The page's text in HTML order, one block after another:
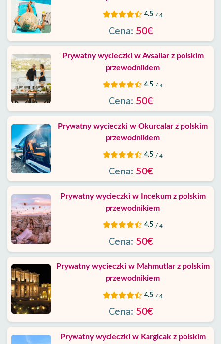
wioski
Blog
Google
opinie
nas
Usługi
Warunki
Polityka
Prywatności
Skontaktuj
4.5 / 4
Cena: 50€
Prywatny wycieczki w Avsallar z polskim
przewodnikiem
4.5 / 4
Cena: 50€
Prywatny wycieczki w Okurcalar z polskim
przewodnikiem
4.5 / 4
Cena: 50€
Prywatny wycieczki w Incekum z polskim
przewodnikiem
4.5 / 4
Cena: 50€
Prywatny wycieczki w Mahmutlar z polskim
przewodnikiem
4.5 / 4
Cena: 50€
Prywatny wycieczki w Kargicak z polskim